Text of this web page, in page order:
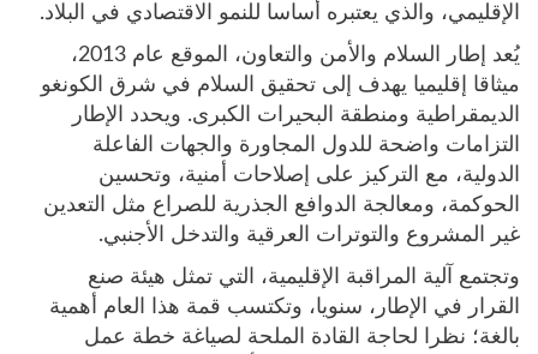
الإقليمي، والذي يعتبره أساسا للنمو الاقتصادي في البلاد.
يُعد إطار السلام والأمن والتعاون، الموقع عام 2013،
ميثاقا إقليميا يهدف إلى تحقيق السلام في شرق الكونغو
الديمقراطية ومنطقة البحيرات الكبرى. ويحدد الإطار
التزامات واضحة للدول المجاورة والجهات الفاعلة
الدولية، مع التركيز على إصلاحات أمنية، وتحسين
الحوكمة، ومعالجة الدوافع الجذرية للصراع مثل التعدين
غير المشروع والتوترات العرقية والتدخل الأجنبي.
وتجتمع آلية المراقبة الإقليمية، التي تمثل هيئة صنع
القرار في الإطار، سنويا، وتكتسب قمة هذا العام أهمية
بالغة؛ نظرا لحاجة القادة الملحة لصياغة خطة عمل